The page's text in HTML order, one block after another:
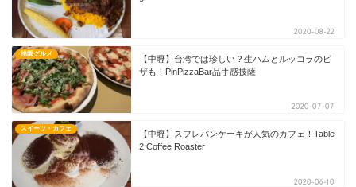
2020-08-22
桃園グルメ
【中壢】台湾では珍しい？生ハムとルッコラのピ
ザも！PinPizzaBar品手感披薩
2020-07-07
スイーツ・カフェ
【中壢】スフレパンケーキが人気のカフェ！Table
2 Coffee Roaster
2020-06-10